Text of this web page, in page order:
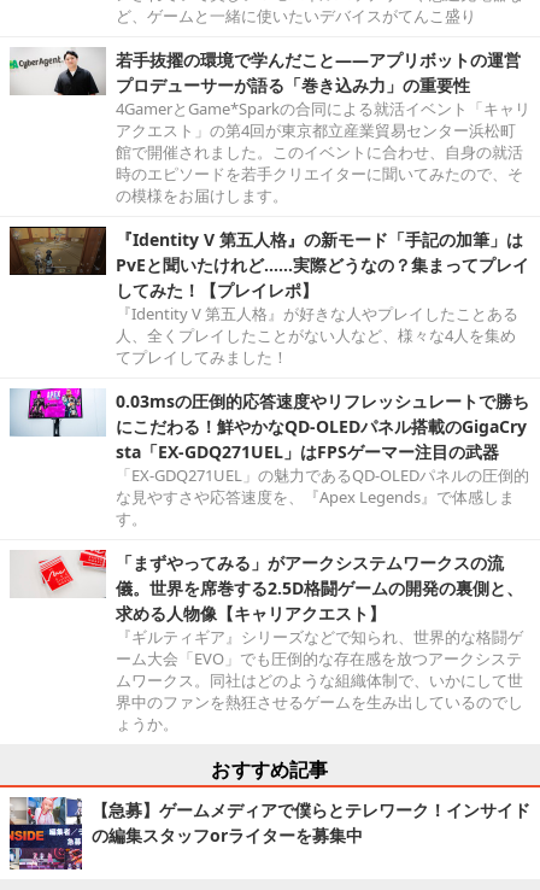
ど、ゲームと一緒に使いたいデバイスがてんこ盛り
若手抜擢の環境で学んだこと――アプリボットの運営
プロデューサーが語る「巻き込み力」の重要性
4GamerとGame*Sparkの合同による就活イベント「キャリ
アクエスト」の第4回が東京都立産業貿易センター浜松町
館で開催されました。このイベントに合わせ、自身の就活
時のエピソードを若手クリエイターに聞いてみたので、そ
の模様をお届けします。
『Identity V 第五人格』の新モード「手記の加筆」は
PvEと聞いたけれど……実際どうなの？集まってプレイ
してみた！【プレイレポ】
『Identity V 第五人格』が好きな人やプレイしたことある
人、全くプレイしたことがない人など、様々な4人を集め
てプレイしてみました！
0.03msの圧倒的応答速度やリフレッシュレートで勝ち
にこだわる！鮮やかなQD-OLEDパネル搭載のGigaCry
sta「EX-GDQ271UEL」はFPSゲーマー注目の武器
「EX-GDQ271UEL」の魅力であるQD-OLEDパネルの圧倒的
な見やすさや応答速度を、『Apex Legends』で体感しま
す。
「まずやってみる」がアークシステムワークスの流
儀。世界を席巻する2.5D格闘ゲームの開発の裏側と、
求める人物像【キャリアクエスト】
『ギルティギア』シリーズなどで知られ、世界的な格闘ゲ
ーム大会「EVO」でも圧倒的な存在感を放つアークシステ
ムワークス。同社はどのような組織体制で、いかにして世
界中のファンを熱狂させるゲームを生み出しているのでし
ょうか。
おすすめ記事
【急募】ゲームメディアで僕らとテレワーク！インサイド
の編集スタッフorライターを募集中